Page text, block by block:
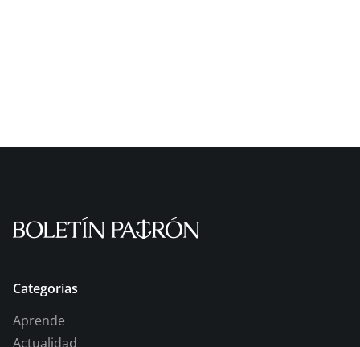
Categorias
Aprende
Actualidad